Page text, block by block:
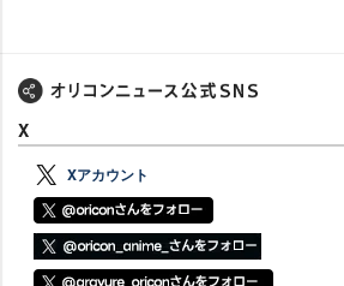
X
Xアカウント